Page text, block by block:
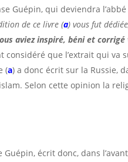
Guépin, qui deviendra
de ce livre (a) vous fut
aviez inspiré, béni et
considéré que l’extrait qui va
(a) a donc écrit sur la Russie,
Selon cette opinion la
Guépin, écrit donc, dans